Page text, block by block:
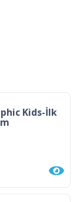
Kids-İlk